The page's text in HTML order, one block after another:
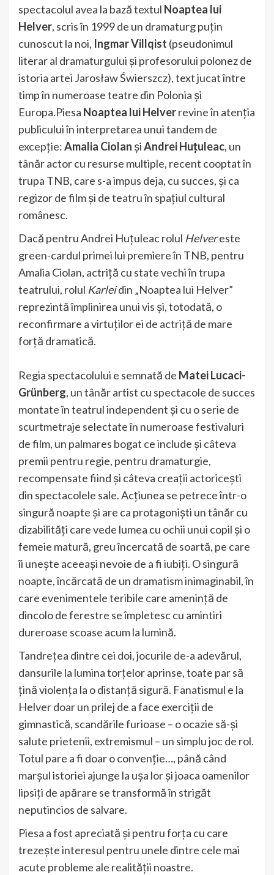
spectacolul avea la bază textul Noaptea lui
Helver, scris în 1999 de un dramaturg puțin
cunoscut la noi, Ingmar Villqist (pseudonimul
literar al dramaturgului și profesorului polonez de
istoria artei Jarosław Świerszcz), text jucat între
timp în numeroase teatre din Polonia și
Europa.Piesa Noaptea lui Helverrevine în atenția
publicului în interpretarea unui tandem de
excepție:Amalia Ciolan șiAndrei Huțuleac, un
tânăr actor cu resurse multiple, recent cooptat în
trupa TNB, care s-a impus deja, cu succes, și ca
regizor de film și de teatru în spațiul cultural
românesc.
Dacă pentru Andrei Huțuleac rolul Helvereste
green-cardul primei lui premiere în TNB, pentru
Amalia Ciolan, actriță cu state vechi în trupa
teatrului, rolul Karleidin „Noaptea lui Helver”
reprezintă împlinirea unui vis și, totodată, o
reconfirmare a virtuților ei de actriță de mare
forță dramatică.
Regia spectacolului e semnată de Matei Lucaci-
Grünberg, un tânăr artist cu spectacole de succes
montate în teatrul independent și cu o serie de
scurtmetraje selectate în numeroase festivaluri
de film, un palmares bogat ce include și câteva
premii pentru regie, pentru dramaturgie,
recompensate fiind și câteva creații actoricești
din spectacolele sale. Acțiunea se petrece într-o
singură noapte și are ca protagoniști un tânăr cu
dizabilități care vede lumea cu ochii unui copil și o
femeie matură, greu încercată de soartă, pe care
îi unește aceeași nevoie de a fi iubiți. O singură
noapte, încărcată de un dramatism inimaginabil, în
care evenimentele teribile care amenință de
dincolo de ferestre se împletesc cu amintiri
dureroase scoase acum la lumină.
Tandrețea dintre cei doi, jocurile de-a adevărul,
dansurile la lumina torțelor aprinse, toate par să
țină violența la o distanță sigură. Fanatismul e la
Helver doar un prilej de a face exerciții de
gimnastică, scandările furioase – o ocazie să-și
salute prietenii, extremismul – un simplu joc de rol.
Totul pare a fi doar o convenție…, până când
marșul istoriei ajunge la ușa lor și joaca oamenilor
lipsiți de apărare se transformă în strigăt
neputincios de salvare.
Piesa a fost apreciată și pentru forța cu care
trezește interesul pentru unele dintre cele mai
acute probleme ale realității noastre.